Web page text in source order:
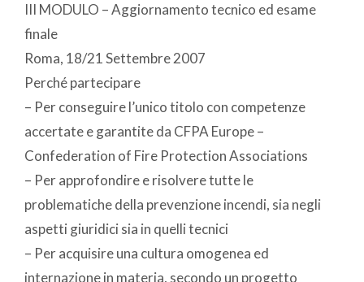
III MODULO – Aggiornamento tecnico ed esame
finale
Roma, 18/21 Settembre 2007
Perché partecipare
– Per conseguire l’unico titolo con competenze
accertate e garantite da CFPA Europe –
Confederation of Fire Protection Associations
– Per approfondire e risolvere tutte le
problematiche della prevenzione incendi, sia negli
aspetti giuridici sia in quelli tecnici
– Per acquisire una cultura omogenea ed
internazione in materia, secondo un progetto